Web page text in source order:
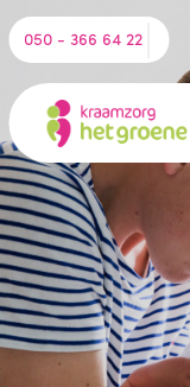
050 - 366 64 22